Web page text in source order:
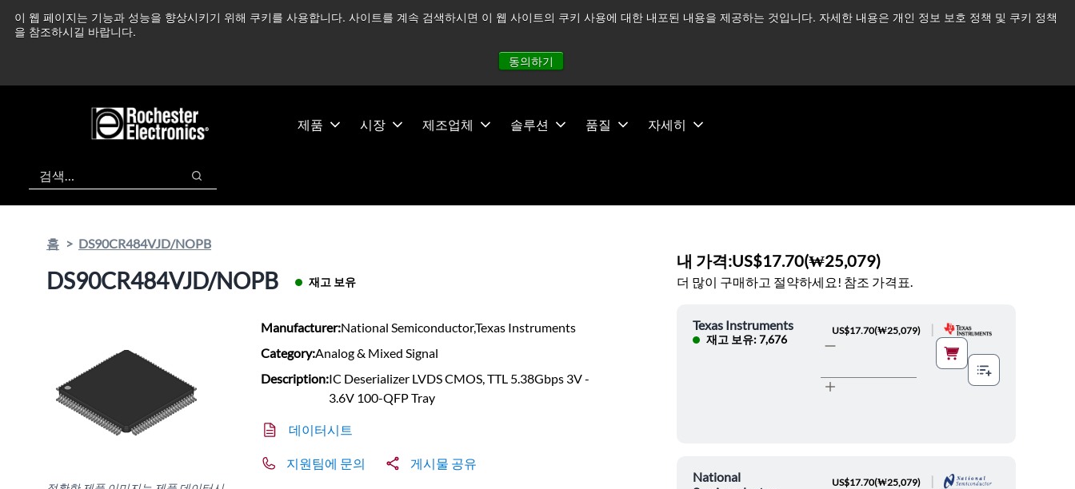
이 웹 페이지는 기능과 성능을 향상시키기 위해 쿠키를 사용합니다. 사이트를 계속 검색하시면 이 웹 사이트의 쿠키 사용에 대한 내포된 내용을 제공하는 것입니다. 자세한 내용은 개인 정보 보호 정책 및 쿠키 정책
을 참조하시길 바랍니다.
동의하기
츠
건
중동 지역 상황을 지속적으로 주시하고 있으며, 모든 서비스는 정상적으로 운영되고 있습니다. 더 읽어보기 →
제품 시장 제조업체 솔루션 품질 자세히
검색
검색
홈 DS90CR484VJD/NOPB
DS90CR484VJD/NOPB 재고 보유
Manufacturer:National Semiconductor,Texas Instruments
Category:Analog & Mixed Signal
Description:IC Deserializer LVDS CMOS, TTL 5.38Gbps 3V -
3.6V 100-QFP Tray
데이터시트
지원팀에 문의 게시물 공유
내 가격:US$17.70(₩25,079)
더 많이 구매하고 절약하세요! 참조 가격표.
Texas Instruments
재고 보유: 7,676
US$17.70(₩25,079)
National
US$17.70(₩25,079)